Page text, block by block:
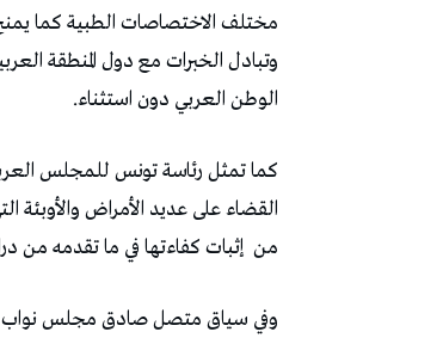
مختلف الاختصاصات الطبية كما
وتبادل الخبرات مع دول المنطقة
الوطن العربي دون استثناء.
كما تمثل رئاسة تونس للمجلس
القضاء على عديد الأمراض والأوبئة
من إثبات كفاءتها في ما تقدمه من